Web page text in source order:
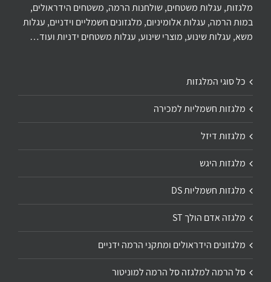
מלגזות, עגלות משטחים, שולחנות הרמה, משטחים הידראולים,
במות הרמה, עגלות אלומיניום, מלגזונים חשמליים וידניים, עגלות
משא, עגלות שינוע, מוצרי שינוע, עגלות משטחים ידניות ועוד…
כל סוגי המלגזות
מלגזות חשמליות למכירה
מלגזות דיזל
מלגזות היגש
מלגזות חשמליות DS
מלגזה אדם הולך ST
מלגזונים הידראולים ומתקני הרמה ידניים
סל הרמה למלגזה סל הרמה למוניטור